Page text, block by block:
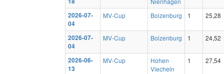
2026-07-
04
MV-Cup Boizenburg 1 25,28
2026-07-
04
MV-Cup Boizenburg 1 24,52
2026-06-
13
MV-Cup
Hohen
Viecheln
1 27,54